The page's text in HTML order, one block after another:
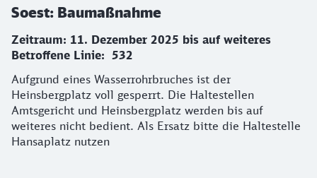
Soest: Baumaßnahme
Zeitraum: 11. Dezember 2025 bis auf weiteres
Betroffene Linie: 532
Aufgrund eines Wasserrohrbruches ist der
Heinsbergplatz voll gesperrt. Die Haltestellen
Amtsgericht und Heinsbergplatz werden bis auf
weiteres nicht bedient. Als Ersatz bitte die Haltestelle
Hansaplatz nutzen